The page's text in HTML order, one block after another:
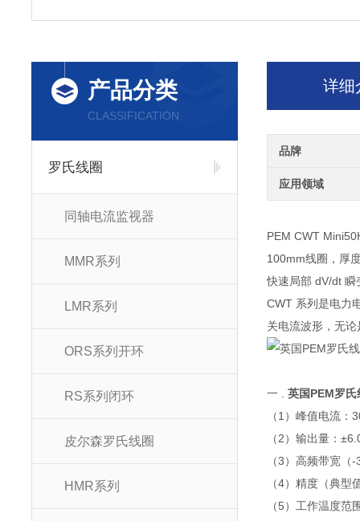
产品分类
CLASSIFICATION
罗氏线圈
同轴电流监视器
MMR系列
LMR系列
ORS系列开环
RS系列闭环
皮尔森罗氏线圈
HMR系列
详细
品牌
应用领域
PEM CWT
100mm线圈，厚
快速局部 dV/dt
CWT 系列是电力
关电流波形，无
一 .英国PEM罗
（1）峰值电流：
（2）输出量：
（3）高频带宽（
（4）精度（典
（5）工作温度